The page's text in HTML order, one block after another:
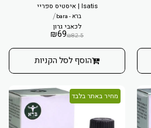
Isatis | איסטיס ספריי
ברא - bara /
לכאבי גרון
₪82.5
₪69
הוסף לסל הקניות
מחיר באתר בלבד